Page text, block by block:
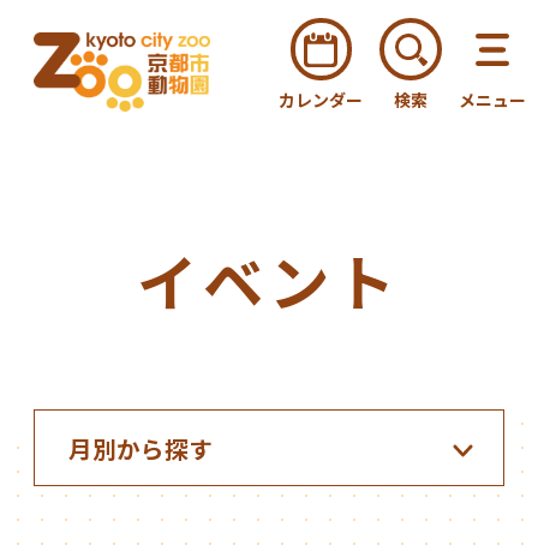
カレンダー 検索 メニュー
イベント